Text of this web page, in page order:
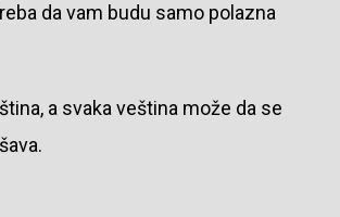
da vam budu samo polazna
a svaka veština može da se